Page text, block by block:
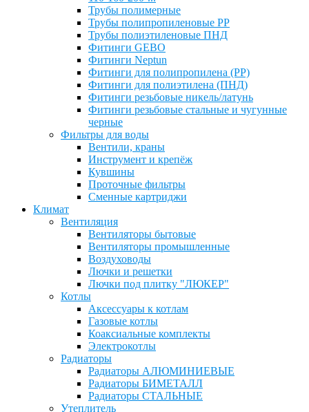
Трубы полимерные
Трубы полипропиленовые PP
Трубы полиэтиленовые ПНД
Фитинги GEBO
Фитинги Neptun
Фитинги для полипропилена (PP)
Фитинги для полиэтилена (ПНД)
Фитинги резьбовые никель/латунь
Фитинги резьбовые стальные и чугунные
черные
Фильтры для воды
Вентили, краны
Инструмент и крепёж
Кувшины
Проточные фильтры
Сменные картриджи
Климат
Вентиляция
Вентиляторы бытовые
Вентиляторы промышленные
Воздуховоды
Лючки и решетки
Лючки под плитку "ЛЮКЕР"
Котлы
Аксессуары к котлам
Газовые котлы
Коаксиальные комплекты
Электрокотлы
Радиаторы
Радиаторы АЛЮМИНИЕВЫЕ
Радиаторы БИМЕТАЛЛ
Радиаторы СТАЛЬНЫЕ
Утеплитель